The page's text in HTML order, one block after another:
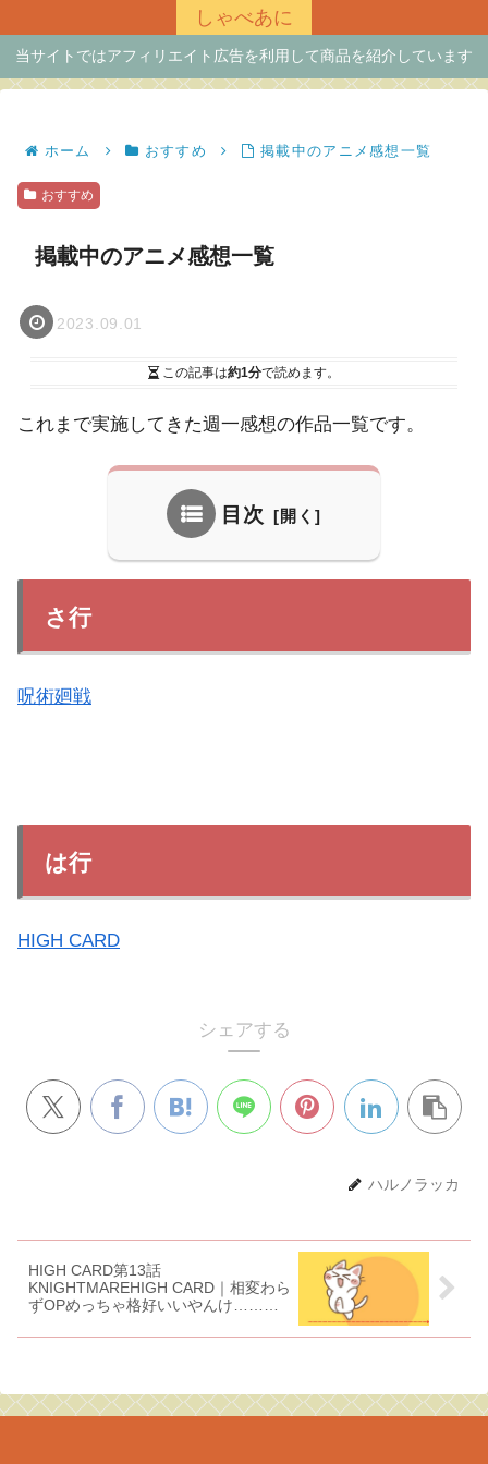
しゃべあに
当サイトではアフィリエイト広告を利用して商品を紹介しています
ホーム おすすめ 掲載中のアニメ感想一覧
おすすめ
掲載中のアニメ感想一覧
2023.09.01
この記事は約1分で読めます。
これまで実施してきた週一感想の作品一覧です。
目次
さ行
呪術廻戦
は行
HIGH CARD
シェアする
ハルノラッカ
HIGH CARD第13話
KNIGHTMAREHIGH CARD｜相変わら
ずOPめっちゃ格好いいやんけ……。